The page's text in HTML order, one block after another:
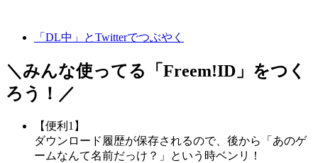
「DL中」とTwitterでつぶやく
＼みんな使ってる「 Freem!ID 」をつく
ろう！／
【便利1】
ダウンロード履歴が保存されるので、後から「あのゲ
ームなんて名前だっけ？」という時ベンリ！